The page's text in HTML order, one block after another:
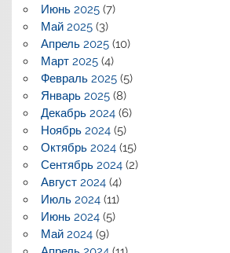
Июнь 2025(7)
Май 2025(3)
Апрель 2025(10)
Март 2025(4)
Февраль 2025(5)
Январь 2025(8)
Декабрь 2024(6)
Ноябрь 2024(5)
Октябрь 2024(15)
Сентябрь 2024(2)
Август 2024(4)
Июль 2024(11)
Июнь 2024(5)
Май 2024(9)